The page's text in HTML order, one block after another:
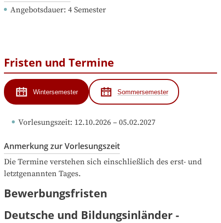
Angebotsdauer: 4 Semester
Fristen und Termine
Wintersemester Sommersemester
Vorlesungszeit: 12.10.2026 – 05.02.2027
Anmerkung zur Vorlesungszeit
Die Termine verstehen sich einschließlich des erst- und
letztgenannten Tages.
Bewerbungsfristen
Deutsche und Bildungsinländer -